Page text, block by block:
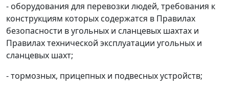
- оборудования для перевозки людей, требования к
конструкциям которых содержатся в Правилах
безопасности в угольных и сланцевых шахтах и
Правилах технической эксплуатации угольных и
сланцевых шахт;
- тормозных, прицепных и подвесных устройств;